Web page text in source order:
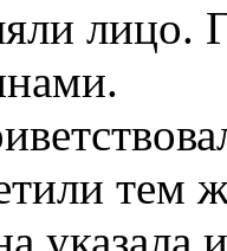
лицо.
тем
указала